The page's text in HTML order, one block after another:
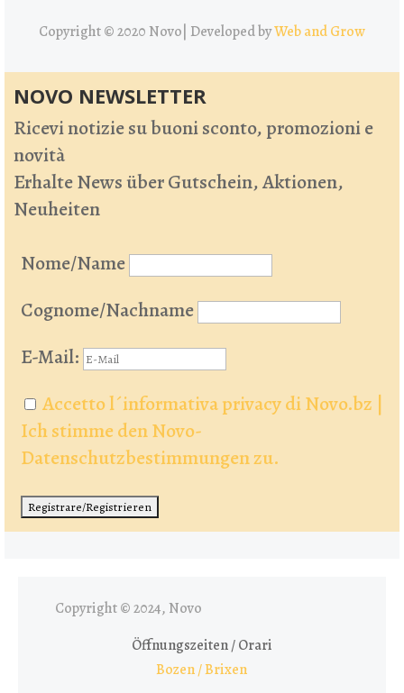
Copyright © 2020 Novo| Developed byWeb and Grow
NOVO NEWSLETTER
Ricevi notizie su buoni sconto, promozioni e
novità
Erhalte News über Gutschein, Aktionen,
Neuheiten
Nome/Name
Cognome/Nachname
E-Mail:
Accetto l´informativa privacy di Novo.bz |
Ich stimme den Novo-
Datenschutzbestimmungen zu.
Copyright © 2024, Novo
Öffnungszeiten / Orari
Bozen / Brixen